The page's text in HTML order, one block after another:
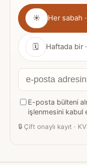
Gönderim
sıklığı
☀ Her sabah
🗓 Haftada bir
E-
posta
adresiniz
E-posta bülteni
işlenmesini kabul
🔒 Çift onaylı kayıt ·